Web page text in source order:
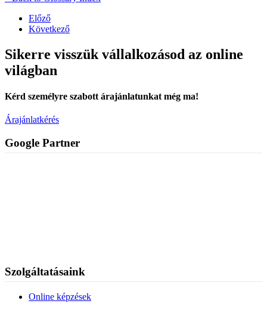
Előző
Következő
Sikerre visszük vállalkozásod az online
világban
Kérd személyre szabott árajánlatunkat még ma!
Árajánlatkérés
Google Partner
Szolgáltatásaink
Online képzések